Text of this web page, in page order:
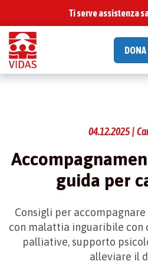
Ti serve assistenza
DONA
04.12.2025 |
guida per
Consigli per
con malattia inguaribile con
palliative, supporto
alleviare il